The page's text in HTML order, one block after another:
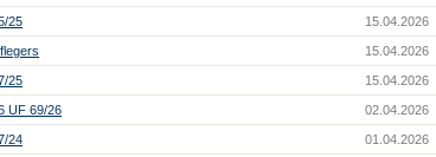
25 15.04.2026
15.04.2026
25 15.04.2026
UF 69/26 02.04.2026
24 01.04.2026